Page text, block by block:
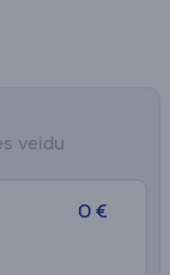
grozi.
veidu
0 €